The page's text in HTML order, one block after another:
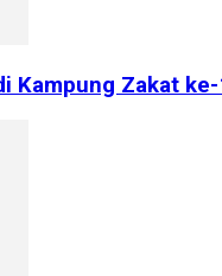
Kampung Zakat